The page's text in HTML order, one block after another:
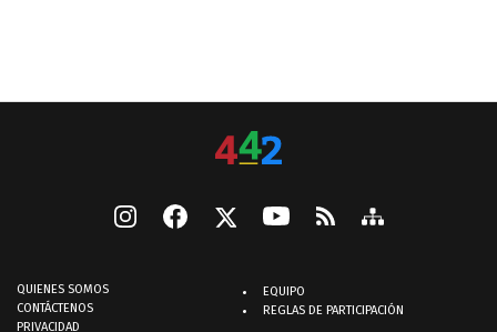
QUIENES SOMOS
CONTÁCTENOS
PRIVACIDAD
EQUIPO
REGLAS DE PARTICIPACIÓN